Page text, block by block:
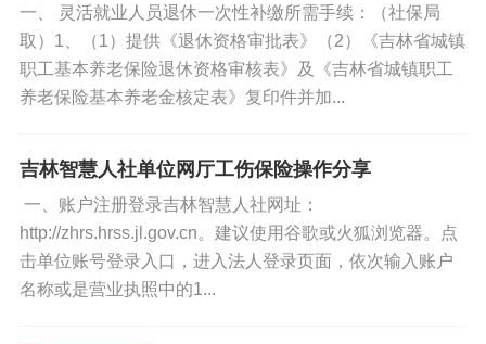
退费情形：参保人死亡、跨制度重复缴费未进入待遇期
的，可申请退费。
三、参保管理核心细则
1.参保登记与身份识别
参保唯一识别码：中国籍用身份证号，港澳台用居住证
号，外国人用护照号。
参保状态：分“正常参保”“暂停参保”“终止参保”，影响待
的参保企业上年度未裁员...
一、 灵活就业人员退休一次性补缴所需手续：（社保局
取）1、（1）提供《退休资格审批表》（2）《吉林省城镇
职工基本养老保险退休资格审核表》及《吉林省城镇职工
养老保险基本养老金核定表》复印件并加...
吉林智慧人社单位网厅工伤保险操作分享
一、账户注册登录吉林智慧人社网址：
http://zhrs.hrss.jl.gov.cn。建议使用谷歌或火狐浏览器。点
击单位账号登录入口，进入法人登录页面，依次输入账户
名称或是营业执照中的1...